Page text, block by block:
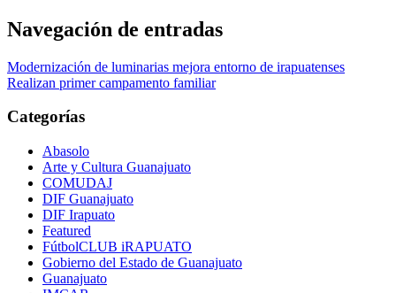
Navegación de entradas
Modernización de luminarias mejora entorno de irapuatenses
Realizan primer campamento familiar
Categorías
Abasolo
Arte y Cultura Guanajuato
COMUDAJ
DIF Guanajuato
DIF Irapuato
Featured
FútbolCLUB iRAPUATO
Gobierno del Estado de Guanajuato
Guanajuato